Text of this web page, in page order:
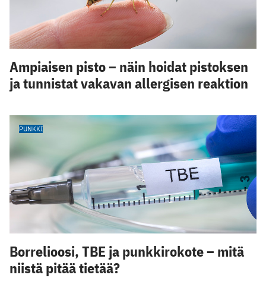
Ampiaisen pisto – näin hoidat pistoksen
ja tunnistat vakavan allergisen reaktion
PUNKKI
Borrelioosi, TBE ja punkkirokote – mitä
niistä pitää tietää?